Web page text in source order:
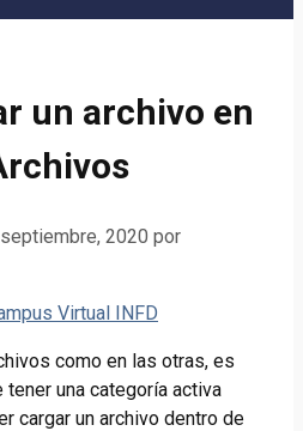
un archivo en
2020 por
Virtual INFD
como en las otras, es
una categoría activa
cargar un archivo dentro de